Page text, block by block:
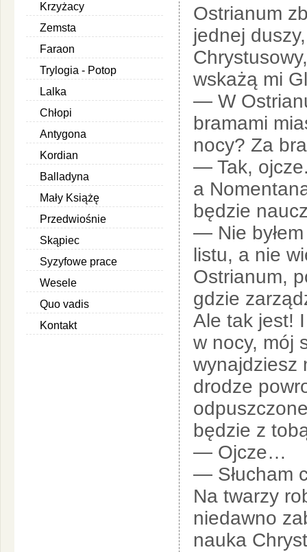
Krzyżacy
Zemsta
Faraon
Trylogia - Potop
Lalka
Chłopi
Antygona
Kordian
Balladyna
Mały Książę
Przedwiośnie
Skąpiec
Syzyfowe prace
Wesele
Quo vadis
Kontakt
Ostrianum
jednej
wskażą mi
— W
bramami
nocy? Za
— Tak,
a
będzie
— Nie
listu, a nie
Ostrianum,
gdzie
Ale tak jest!
w nocy, mój
wynajdziesz
drodze
będzie z
— Ojcze…
— Słucham
Na twarzy
niedawno
nauka